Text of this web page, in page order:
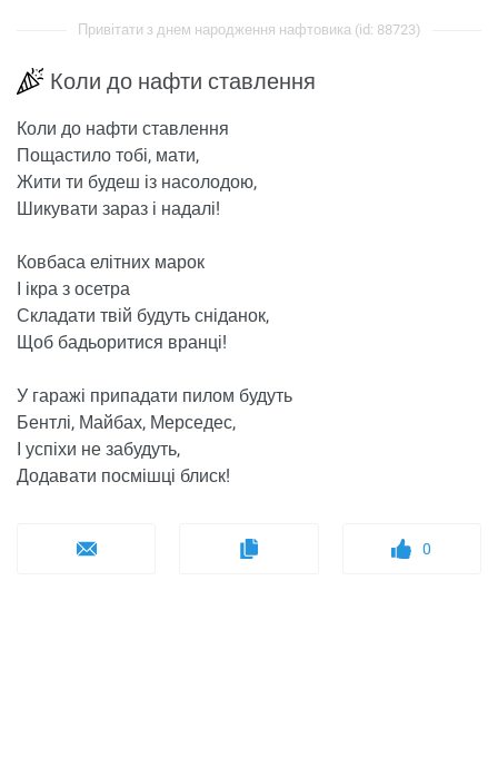
Привітати з днем ​​народження нафтовика (id: 88723)
Коли до нафти ставлення
Коли до нафти ставлення
Пощастило тобі, мати,
Жити ти будеш із насолодою,
Шикувати зараз і надалі!
Ковбаса елітних марок
І ікра з осетра
Складати твій будуть сніданок,
Щоб бадьоритися вранці!
У гаражі припадати пилом будуть
Бентлі, Майбах, Мерседес,
І успіхи не забудуть,
Додавати посмішці блиск!
0